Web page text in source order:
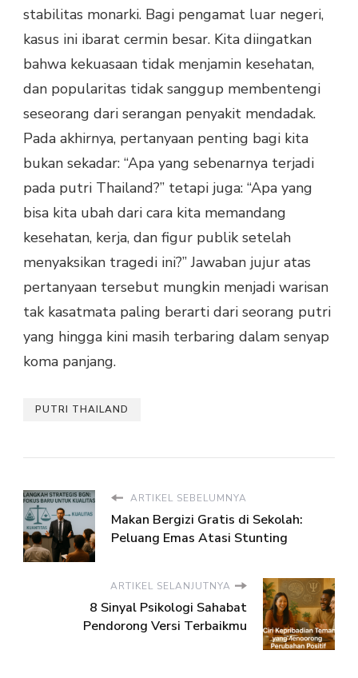
stabilitas monarki. Bagi pengamat luar negeri,
kasus ini ibarat cermin besar. Kita diingatkan
bahwa kekuasaan tidak menjamin kesehatan,
dan popularitas tidak sanggup membentengi
seseorang dari serangan penyakit mendadak.
Pada akhirnya, pertanyaan penting bagi kita
bukan sekadar: “Apa yang sebenarnya terjadi
pada putri Thailand?” tetapi juga: “Apa yang
bisa kita ubah dari cara kita memandang
kesehatan, kerja, dan figur publik setelah
menyaksikan tragedi ini?” Jawaban jujur atas
pertanyaan tersebut mungkin menjadi warisan
tak kasatmata paling berarti dari seorang putri
yang hingga kini masih terbaring dalam senyap
koma panjang.
PUTRI THAILAND
ARTIKEL SEBELUMNYA
Makan Bergizi Gratis di Sekolah:
Peluang Emas Atasi Stunting
ARTIKEL SELANJUTNYA
8 Sinyal Psikologi Sahabat
Pendorong Versi Terbaikmu